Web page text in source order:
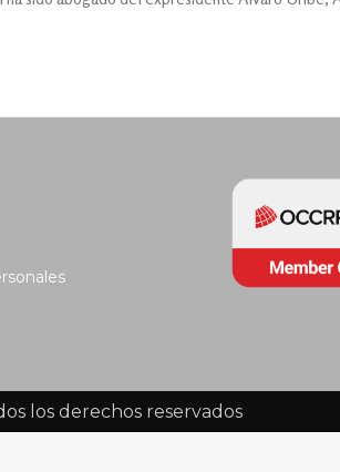
los derechos reservados